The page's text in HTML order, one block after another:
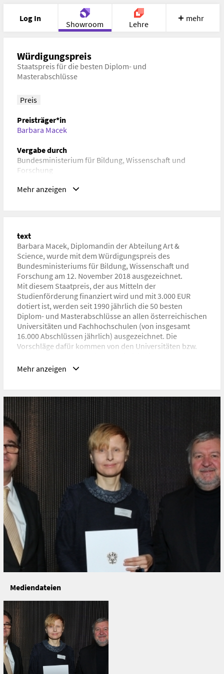
Log In
Showroom Lehre
Portfolio Image
Meet
mehr
Würdigungspreis
Staatspreis für die besten Diplom- und
Masterabschlüsse
Preis
Preisträger*in
Barbara Macek
Vergabe durch
Bundesministerium für Bildung, Wissenschaft und
Forschung
Datum
URL
https://www.dieangewandte.at/jart/prj3/angewandte-
2016/main.jart?rel=de&content-
id=1453407060152&news_id=1541170628580
Mehr anzeigen
text
Barbara Macek, Diplomandin der Abteilung Art &
Science, wurde mit dem Würdigungspreis des
Bundesministeriums für Bildung, Wissenschaft und
Forschung am 12. November 2018 ausgezeichnet.
Mit diesem Staatpreis, der aus Mitteln der
Studienförderung finanziert wird und mit 3.000 EUR
dotiert ist, werden seit 1990 jährlich die 50 besten
Diplom- und Masterabschlüsse an allen österreichischen
Universitäten und Fachhochschulen (von insgesamt
16.000 Abschlüssen jährlich) ausgezeichnet. Die
Vorschläge dafür kommen von den Universitäten bzw.
Überreichung der Preise an die ausgezeichneten
Personen erfolgt im November jedes Jahres.
Preisverleihung
2018-11-12, Wien, Österreich
Mehr anzeigen
Mediendateien